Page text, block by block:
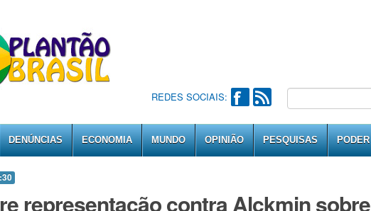
REDES SOCIAIS:
DENÚNCIAS ECONOMIA MUNDO OPINIÃO PESQUISAS PODER
representação contra Alckmin sobre